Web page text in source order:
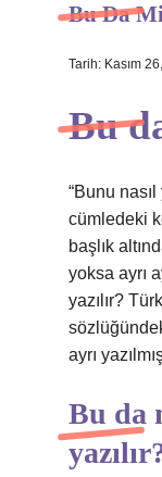
Bu Da Mi
Tarih: Kasım
Bu
“Bunu
cümledeki
başlık
yoksa ayrı
yazılır?
ayrı
Bu da